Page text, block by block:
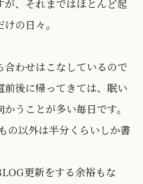
、それまではほとんど起
の日々。
わせはこなしているので
後に帰ってきては、眠い
うことが多い毎日です。
の以外は半分くらいしか書
更新をする余裕もな